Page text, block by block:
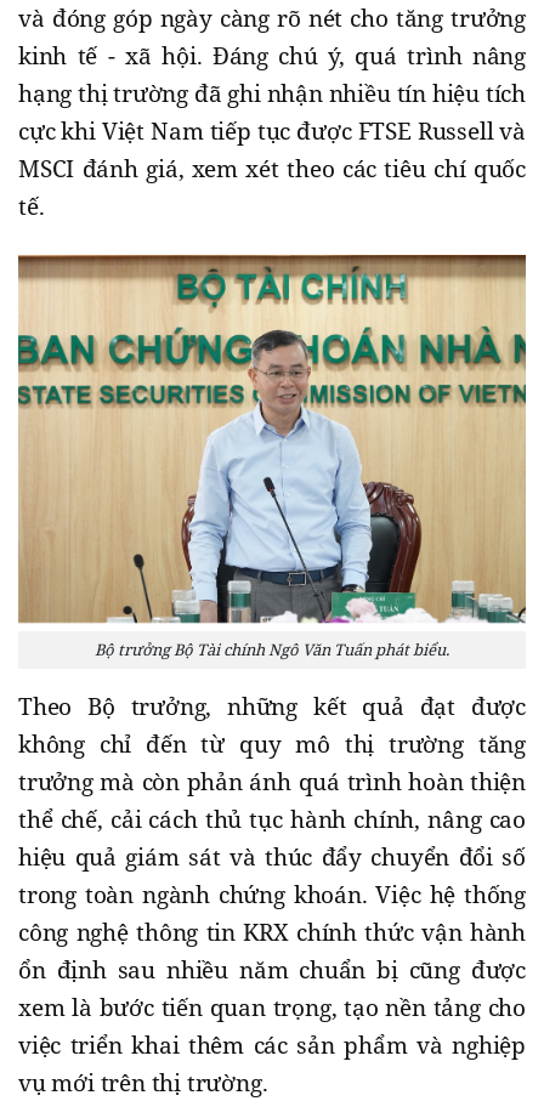
và đóng góp ngày càng rõ nét cho tăng trưởng
kinh tế - xã hội. Đáng chú ý, quá trình nâng
hạng thị trường đã ghi nhận nhiều tín hiệu tích
cực khi Việt Nam tiếp tục được FTSE Russell và
MSCI đánh giá, xem xét theo các tiêu chí quốc
tế.
Bộ trưởng Bộ Tài chính Ngô Văn Tuấn phát biểu.
Theo Bộ trưởng, những kết quả đạt được
không chỉ đến từ quy mô thị trường tăng
trưởng mà còn phản ánh quá trình hoàn thiện
thể chế, cải cách thủ tục hành chính, nâng cao
hiệu quả giám sát và thúc đẩy chuyển đổi số
trong toàn ngành chứng khoán. Việc hệ thống
công nghệ thông tin KRX chính thức vận hành
ổn định sau nhiều năm chuẩn bị cũng được
xem là bước tiến quan trọng, tạo nền tảng cho
việc triển khai thêm các sản phẩm và nghiệp
vụ mới trên thị trường.